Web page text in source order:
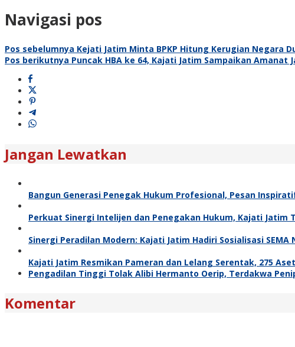
Navigasi pos
Pos sebelumnya Kejati Jatim Minta BPKP Hitung Kerugian Negara
Pos berikutnya Puncak HBA ke 64, Kajati Jatim Sampaikan Amanat
Jangan Lewatkan
Bangun Generasi Penegak Hukum Profesional, Pesan
Perkuat Sinergi Intelijen dan Penegakan Hukum, Kajati Jatim
Sinergi Peradilan Modern: Kajati Jatim Hadiri Sosialisasi
Kajati Jatim Resmikan Pameran dan Lelang Serentak, 275
Pengadilan Tinggi Tolak Alibi Hermanto Oerip, Terdakwa
Komentar